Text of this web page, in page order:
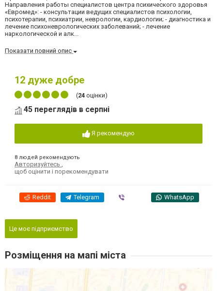
Направления работы специалистов центра психического здоровья
«Евромед»: - консультации ведущих специалистов психологии,
психотерапии, психиатрии, неврологии, кардиологии; - диагностика и
лечение психоневрологических заболеваний; - лечение
наркологической и алк...
Показати повний опис
12 дуже добре
(24 оцінки)
45 переглядів в серпні
Я рекомендую
8 людей рекомендують
Авторизуйтесь
щоб оцінити і порекомендувати
Reddit Telegram WhatsApp
Це моє підприємство
Розміщення на мапі міста